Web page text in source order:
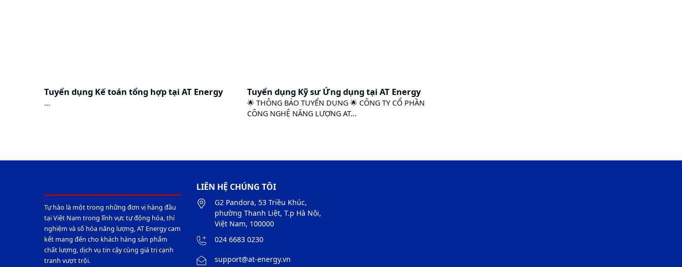
Tuyển dụng Kế toán tổng hợp tại AT Energy
...
Tuyển dụng Kỹ sư Ứng dụng tại AT Energy
🌟 THÔNG BÁO TUYỂN DỤNG 🌟 CÔNG TY CỔ PHẦN
CÔNG NGHỆ NĂNG LƯỢNG AT...
Tự hào là một trong những đơn vị hàng đầu
tại Việt Nam trong lĩnh vực tự động hóa, thí
nghiệm và số hóa năng lượng, AT Energy cam
kết mang đến cho khách hàng sản phẩm
chất lượng, dịch vụ tin cậy cùng giá trị cạnh
tranh vượt trội.
LIÊN HỆ CHÚNG TÔI
G2 Pandora, 53 Triều Khúc,
phường Thanh Liệt, T.p Hà Nội,
Việt Nam, 100000
024 6683 0230
support@at-energy.vn